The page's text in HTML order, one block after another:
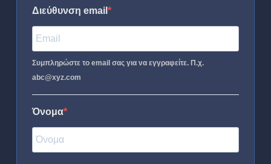
Διεύθυνση email
Συμπληρώστε το email σας για να εγγραφείτε. Π.χ.
abc@xyz.com
Όνομα